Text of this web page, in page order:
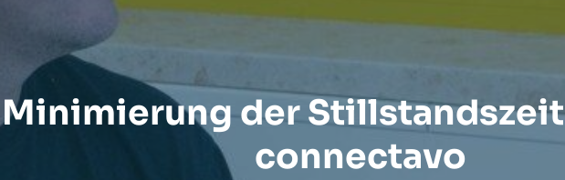
Minimierung der
connectavo